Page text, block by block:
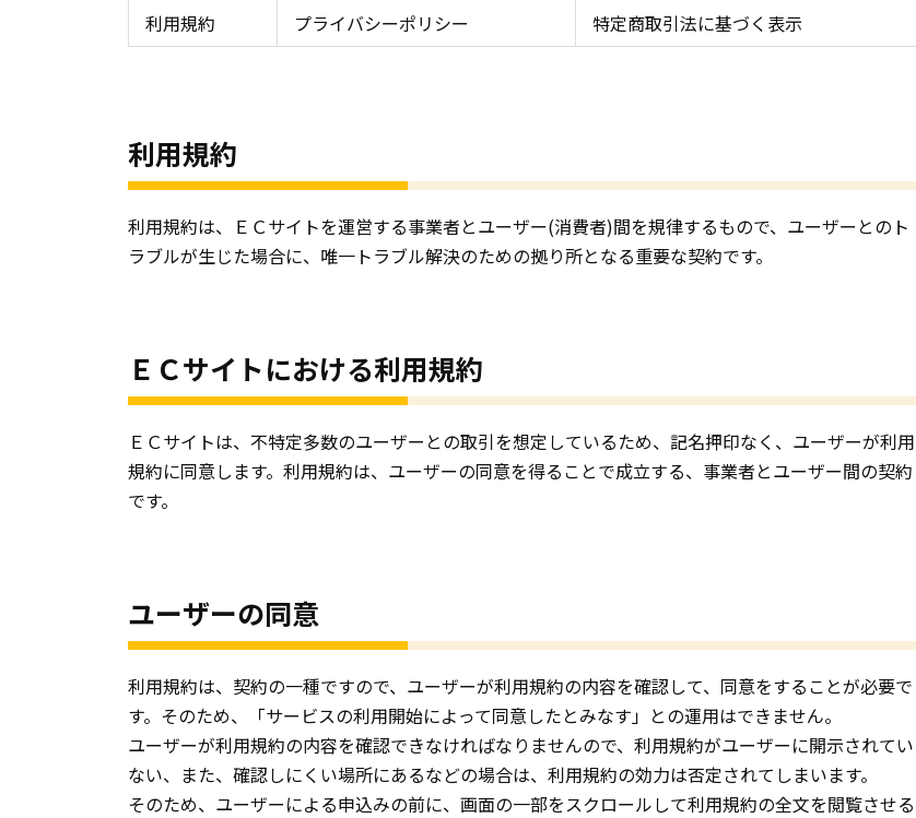
利用規約 プライバシーポリシー 特定商取引法に基づく表示
利用規約
利用規約は、ＥＣサイトを運営する事業者とユーザー(消費者)間を規律するもので、ユーザーとのト
ラブルが生じた場合に、唯一トラブル解決のための拠り所となる重要な契約です。
ＥＣサイトにおける利用規約
ＥＣサイトは、不特定多数のユーザーとの取引を想定しているため、記名押印なく、ユーザーが利用
規約に同意します。利用規約は、ユーザーの同意を得ることで成立する、事業者とユーザー間の契約
です。
ユーザーの同意
利用規約は、契約の一種ですので、ユーザーが利用規約の内容を確認して、同意をすることが必要で
す。そのため、「サービスの利用開始によって同意したとみなす」との運用はできません。
ユーザーが利用規約の内容を確認できなければなりませんので、利用規約がユーザーに開示されてい
ない、また、確認しにくい場所にあるなどの場合は、利用規約の効力は否定されてしまいます。
そのため、ユーザーによる申込みの前に、画面の一部をスクロールして利用規約の全文を閲覧させる